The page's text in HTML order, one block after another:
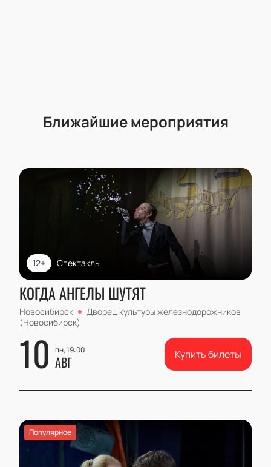
Ближайшие мероприятия
Спектакль
12+
КОГДА АНГЕЛЫ ШУТЯТ
Новосибирск
Дворец культуры железнодорожников
(Новосибирск)
10 пн, 19:00
АВГ Купить билеты
Популярное